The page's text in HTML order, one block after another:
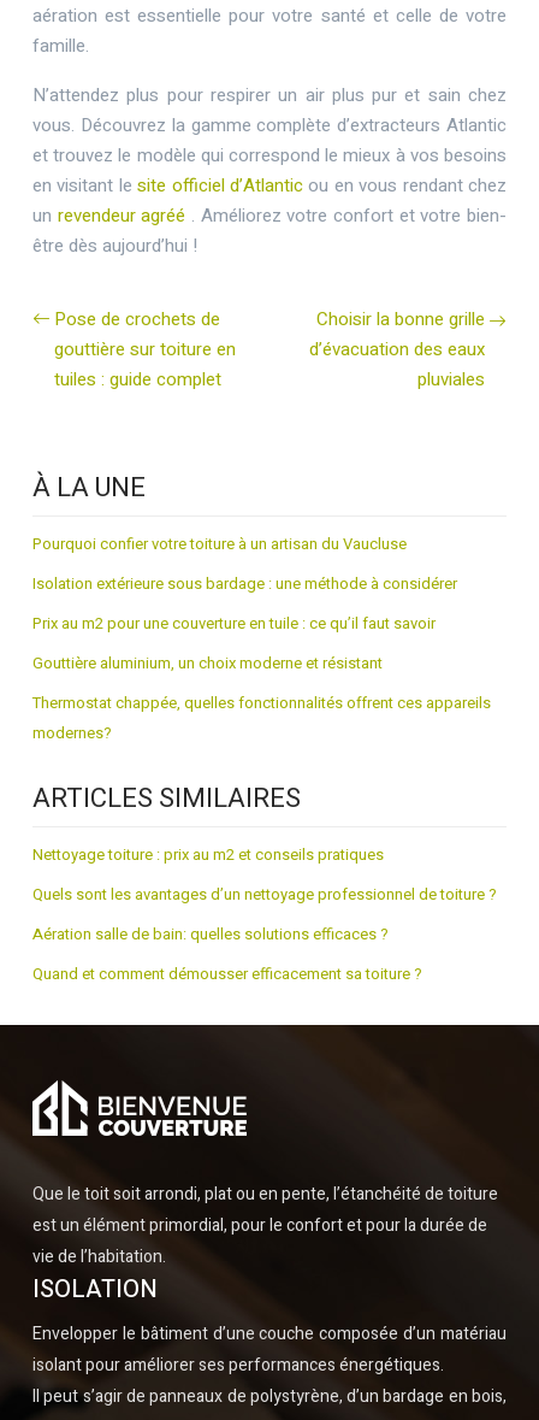
aération est essentielle pour votre santé et celle de votre
famille.
N’attendez plus pour respirer un air plus pur et sain chez
vous. Découvrez la gamme complète d’extracteurs Atlantic
et trouvez le modèle qui correspond le mieux à vos besoins
en visitant lesite officiel d’Atlanticou en vous rendant chez
un revendeur agréé . Améliorez votre confort et votre bien-
être dès aujourd’hui !
Pose de crochets de
gouttière sur toiture en
tuiles : guide complet
Choisir la bonne grille
d’évacuation des eaux
pluviales
À LA UNE
Pourquoi confier votre toiture à un artisan du Vaucluse
Isolation extérieure sous bardage : une méthode à considérer
Prix au m2 pour une couverture en tuile : ce qu’il faut savoir
Gouttière aluminium, un choix moderne et résistant
Thermostat chappée, quelles fonctionnalités offrent ces appareils
modernes?
ARTICLES SIMILAIRES
Nettoyage toiture : prix au m2 et conseils pratiques
Quels sont les avantages d’un nettoyage professionnel de toiture ?
Aération salle de bain: quelles solutions efficaces ?
Quand et comment démousser efficacement sa toiture ?
Que le toit soit arrondi, plat ou en pente, l’étanchéité de toiture
est un élément primordial, pour le confort et pour la durée de
vie de l’habitation.
ISOLATION
Envelopper le bâtiment d’une couche composée d’un matériau
isolant pour améliorer ses performances énergétiques.
Il peut s’agir de panneaux de polystyrène, d’un bardage en bois,